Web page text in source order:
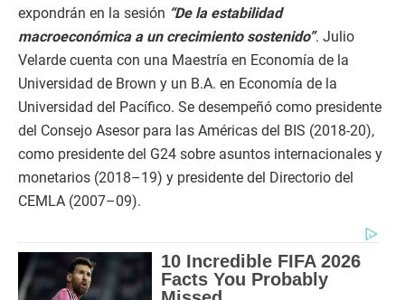
expondrán en la sesión “De la estabilidad
macroeconómica a un crecimiento sostenido”. Julio
Velarde cuenta con una Maestría en Economía de la
Universidad de Brown y un B.A. en Economía de la
Universidad del Pacífico. Se desempeñó como presidente
del Consejo Asesor para las Américas del BIS (2018-20),
como presidente del G24 sobre asuntos internacionales y
monetarios (2018–19) y presidente del Directorio del
CEMLA (2007–09).